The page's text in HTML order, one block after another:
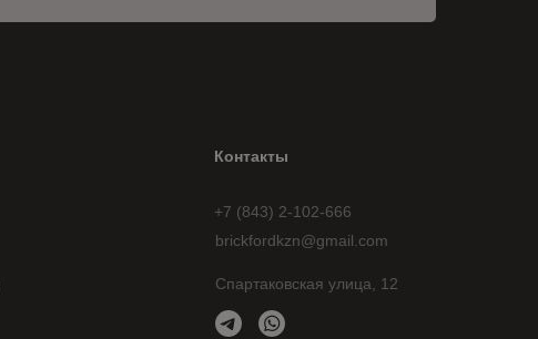
brickfordkzn@gmail.com
Контакты
+7 (843) 2-102-666
Спартаковская улица, 12